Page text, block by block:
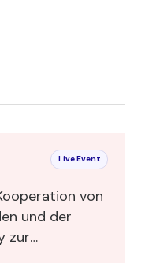
Live Event
von
und der